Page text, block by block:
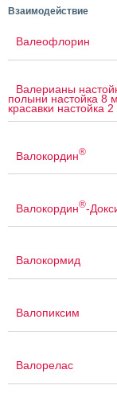
Взаимодействие
Валеофлорин
Валерианы
полыни настойка 8
красавки настойка
Валокордин®
Валокордин®-
Валокормид
Валопиксим
Валорелас